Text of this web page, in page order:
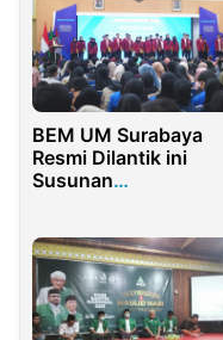
BEM UM Surabaya
Resmi Dilantik ini
Susunan